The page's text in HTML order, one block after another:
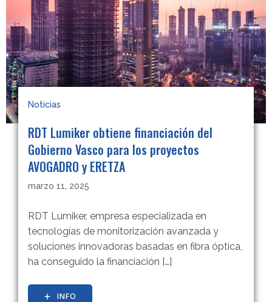
Noticias
RDT Lumiker obtiene financiación del
Gobierno Vasco para los proyectos
AVOGADRO y ERETZA
marzo 11, 2025
RDT Lumiker, empresa especializada en
tecnologías de monitorización avanzada y
soluciones innovadoras basadas en fibra óptica,
ha conseguido la financiación […]
INFO